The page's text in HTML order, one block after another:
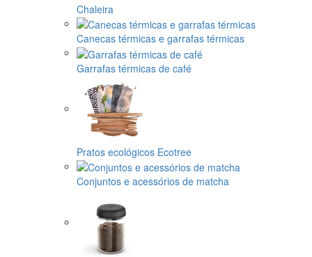
Chaleira
Canecas térmicas e garrafas térmicas
Garrafas térmicas de café
Pratos ecológicos Ecotree
Conjuntos e acessórios de matcha